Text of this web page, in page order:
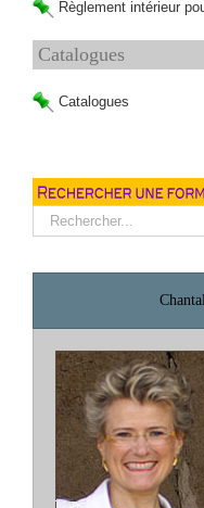
Règlement intérieur
Catalogues
Catalogues
Rechercher: